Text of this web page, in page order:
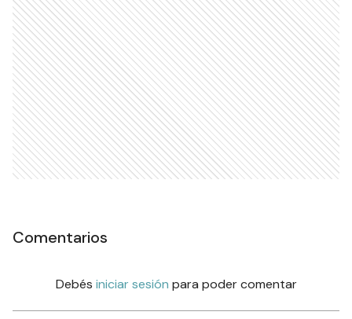
Comentarios
Debés iniciar sesión para poder comentar